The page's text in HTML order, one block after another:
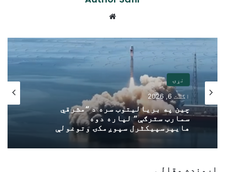
نړۍ
اگست 6, 2026
چین په بریالیتوب سره د “مشرقي
سمارټ سترګې” لپاره دوه
هایپرسپیکٹرل سپوږمکۍ وتوغولې